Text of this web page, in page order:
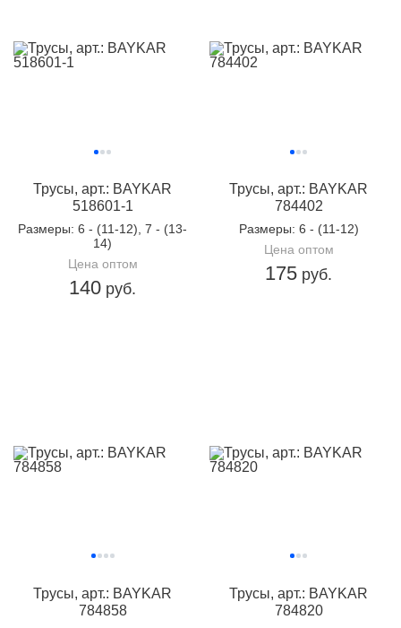
Трусы, арт.: BAYKAR
518601-1
Размеры: 6 - (11-12), 7 - (13-
14)
Цена оптом
140 руб.
Трусы, арт.: BAYKAR
784402
Размеры: 6 - (11-12)
Цена оптом
175 руб.
Трусы, арт.: BAYKAR
784858
Трусы, арт.: BAYKAR
784820